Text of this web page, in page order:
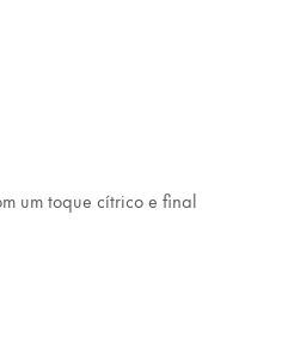
um toque cítrico e final